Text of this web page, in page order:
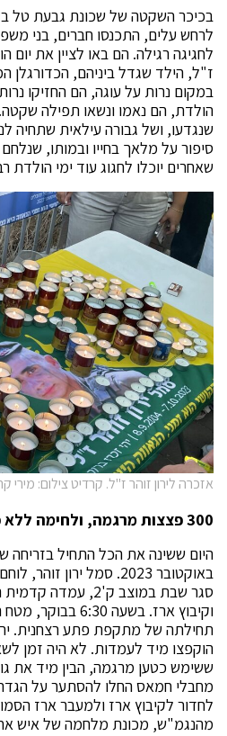
בכיכר השקטה של שכונת גבעת טל
לרחש עלים, התכנסו חברים, בני
ז"ל, הילד שגדל ביניהם, הכדורגלן
במקום נרות על עוגה, הם החזיקו
הולדת, הם נאמו ונשאו תפילה
שנגדעו, ושל גבורה עילאית שתחיה
סיפור על מלאך בחייו ובמותו,
שאחרים יוכלו לחגוג עוד ימי הולדת
אזכרה לירון זוהר ז"ל. קרדיט צילום: מירי
300 פצצות מרגמה, ולחימה ללא פחד
סגר שבת במוצב ק'2,
וקיבוץ ארז. בשעה
תחילתה של מתקפת פתע רצחנית.
הוקפצו מיד לעמדות. לא היה זמן
ששימש כטען מרגמה, הבין מיד את
מחבלי חמאס החלו להסתער על
לחדור לקיבוץ ארז ולמעבר ארז
מהנגמ"ש, מכונת מלחמה של איש